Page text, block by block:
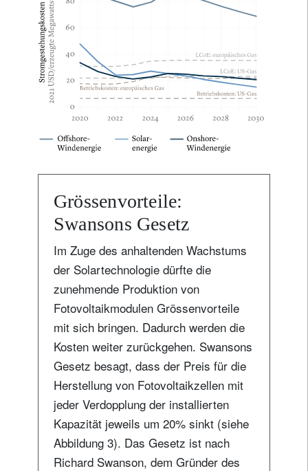
Grössenvorteile:
Swansons Gesetz
Im Zuge des anhaltenden Wachstums
der Solartechnologie dürfte die
zunehmende Produktion von
Fotovoltaikmodulen Grössenvorteile
mit sich bringen. Dadurch werden die
Kosten weiter zurückgehen. Swansons
Gesetz besagt, dass der Preis für die
Herstellung von Fotovoltaikzellen mit
jeder Verdopplung der installierten
Kapazität jeweils um 20% sinkt (siehe
Abbildung 3). Das Gesetz ist nach
Richard Swanson, dem Gründer des